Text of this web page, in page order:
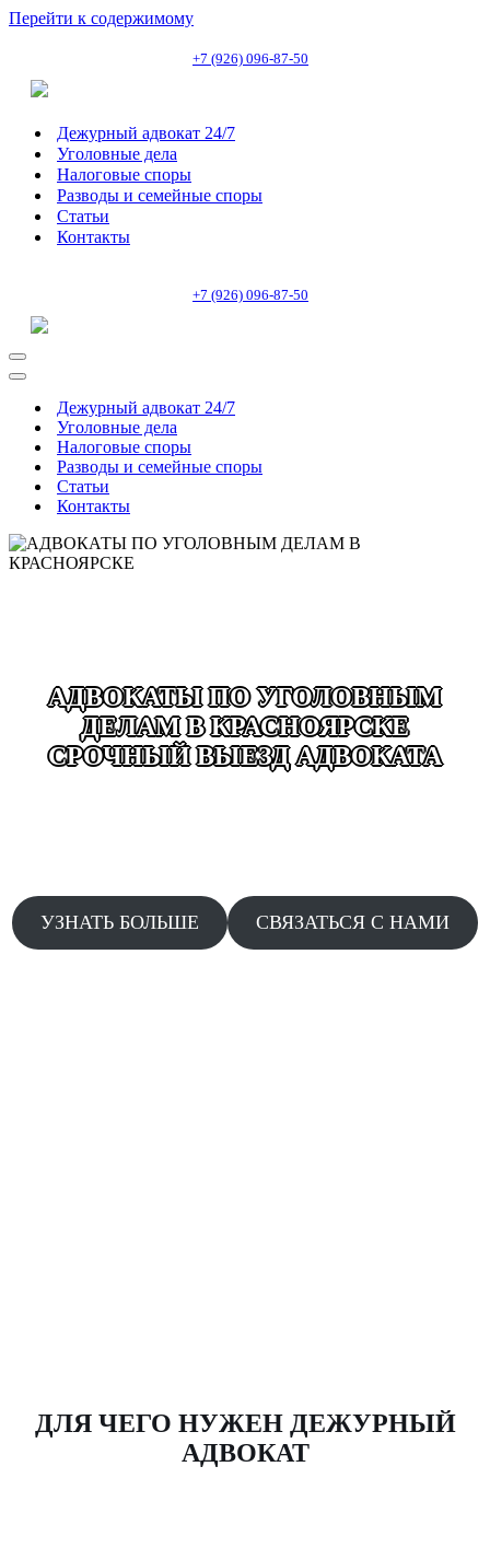
Перейти к содержимому
+7 (926) 096-87-50
Дежурный адвокат 24/7
Уголовные дела
Налоговые споры
Разводы и семейные споры
Статьи
Контакты
+7 (926) 096-87-50
Меню
навигации
Меню
навигацииДежурный адвокат 24/7
Уголовные дела
Налоговые споры
Разводы и семейные споры
Статьи
Контакты
АДВОКАТЫ ПО УГОЛОВНЫМ
ДЕЛАМ В КРАСНОЯРСКЕ
СРОЧНЫЙ ВЫЕЗД АДВОКАТА
УЗНАТЬ БОЛЬШЕ СВЯЗАТЬСЯ С НАМИ
ДЛЯ ЧЕГО НУЖЕН ДЕЖУРНЫЙ
АДВОКАТ